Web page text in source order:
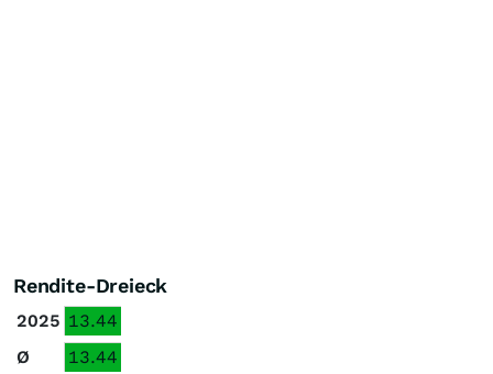
Rendite-Dreieck
2025 13.44
Ø
13.44